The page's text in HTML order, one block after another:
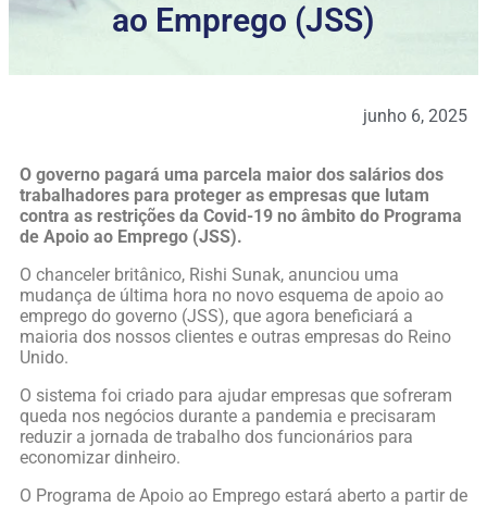
ao Emprego (JSS)
junho 6, 2025
O governo pagará uma parcela maior dos salários dos
trabalhadores para proteger as empresas que lutam
contra as restrições da Covid-19 no âmbito do Programa
de Apoio ao Emprego (JSS).
O chanceler britânico, Rishi Sunak, anunciou uma
mudança de última hora no novo esquema de apoio ao
emprego do governo (JSS), que agora beneficiará a
maioria dos nossos clientes e outras empresas do Reino
Unido.
O sistema foi criado para ajudar empresas que sofreram
queda nos negócios durante a pandemia e precisaram
reduzir a jornada de trabalho dos funcionários para
economizar dinheiro.
O Programa de Apoio ao Emprego estará aberto a partir de